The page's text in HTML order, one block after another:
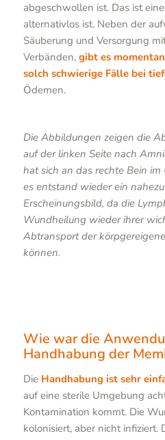
abgeschwollen ist. Das ist
alternativlos ist. Neben der
Säuberung und Versorgung
Verbänden, gibt es
solch schwierige Fälle bei
Ödemen.
Die Abbildungen zeigen die
auf der linken Seite nach
hat sich an das rechte Bein
es entstand wieder ein
Erscheinungsbild, da die
Wundheilung wieder ihrer
Abtransport der
können.
Wie war die
Handhabung der
Die Handhabung ist sehr
auf eine sterile Umgebung
Kontamination kommt. Die
kolonisiert, aber nicht infiziert.